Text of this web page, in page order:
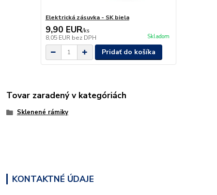
Elektrická zásuvka - SK biela
9,90 EUR/ks
8,05 EUR bez DPH Skladom
Pridať do košíka
Tovar zaradený v kategóriách
Sklenené rámiky
KONTAKTNÉ ÚDAJE